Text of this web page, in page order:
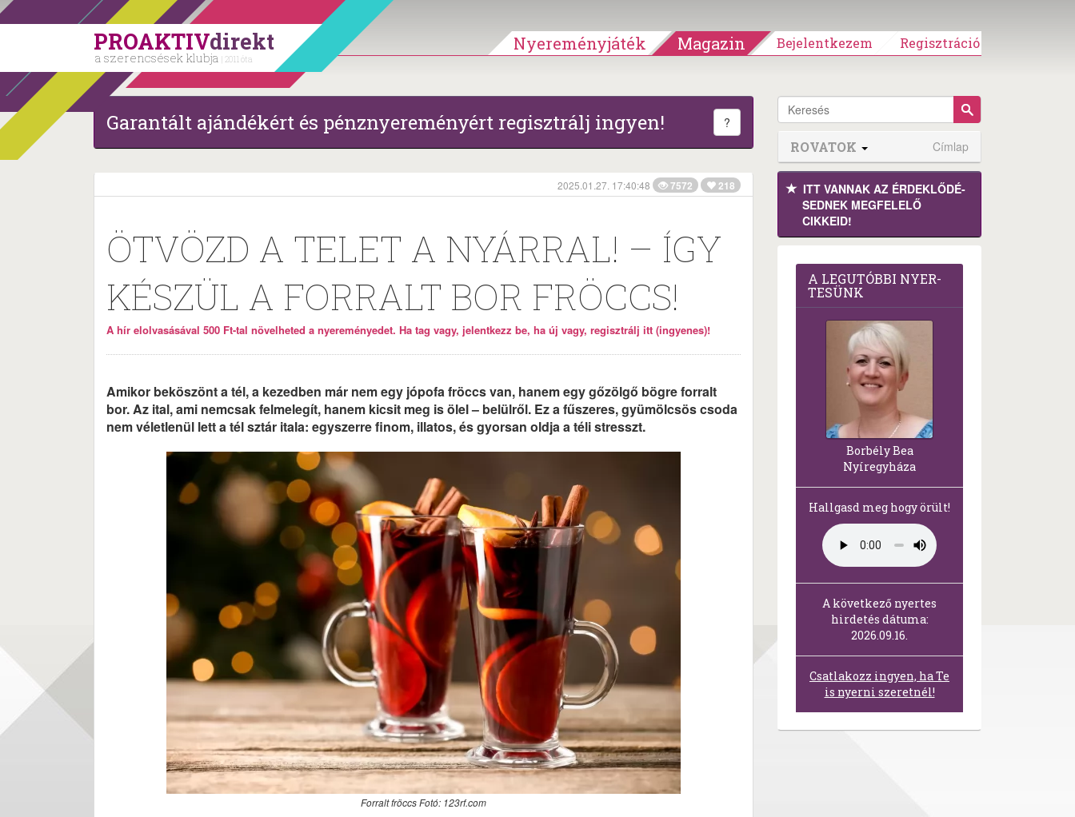
PROAKTIVdirekt
a szerencsések klubja | 2011 óta
Nyereményjáték Magazin Bejelentkezem Regisztráció
Garantált ajándékért és pénznyereményért regisztrálj ingyen! ?
2025.01.27. 17:40:48 7572 218
ÖTVÖZD A TELET A NYÁRRAL! – ÍGY
KÉSZÜL A FORRALT BOR FRÖCCS!
A hír elolvasásával 500 Ft-tal növelheted a nyereményedet. Ha tag vagy, jelentkezz be, ha új vagy, regisztrálj itt (ingyenes)!
Amikor beköszönt a tél, a kezedben már nem egy jópofa fröccs van, hanem egy gőzölgő bögre forralt
bor. Az ital, ami nemcsak felmelegít, hanem kicsit meg is ölel – belülről. Ez a fűszeres, gyümölcsös csoda
nem véletlenül lett a tél sztár itala: egyszerre finom, illatos, és gyorsan oldja a téli stresszt.
Forralt fröccs Fotó: 123rf.com
ROVATOK Címlap
ITT VANNAK AZ ÉRDEK­LŐDÉ­
SEDNEK MEGFE­LELŐ
CIKKEID!
A LEG­U­TÓB­BI NYER­
TE­SÜNK
Borbély Bea
Nyíregyháza
Hallgasd meg hogy örült!
A következő nyertes
hirdetés dátuma:
2026.09.16.
Csatlakozz ingyen, ha Te
is nyerni szeretnél!